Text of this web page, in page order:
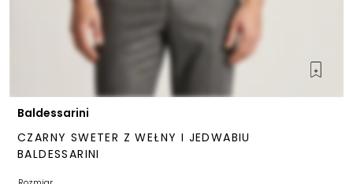
Baldessarini
CZARNY SWETER Z WEŁNY I JEDWABIU
BALDESSARINI